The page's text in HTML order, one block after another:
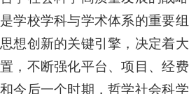
学校学科与学术体系的重要组
想创新的关键引擎，决定着大
，不断强化平台、项目、经费
今后一个时期，哲学社会科学